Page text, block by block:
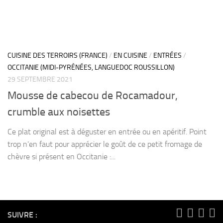
CUISINE DES TERROIRS (FRANCE) / EN CUISINE / ENTRÉES /
OCCITANIE (MIDI-PYRÉNÉES, LANGUEDOC ROUSSILLON)
29 SEPTEMBRE 2021
Mousse de cabecou de Rocamadour,
crumble aux noisettes
Ce plat original est à déguster en entrée ou en apéritif. Point
trop n’en faut pour apprécier le goût de ce petit fromage de
chèvre si présent en Occitanie :...
SUIVRE :